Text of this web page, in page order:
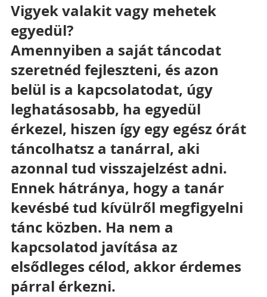
Vigyek valakit vagy mehetek
egyedül?
Amennyiben a saját táncodat
szeretnéd fejleszteni, és azon
belül is a kapcsolatodat, úgy
leghatásosabb, ha egyedül
érkezel, hiszen így egy egész órát
táncolhatsz a tanárral, aki
azonnal tud visszajelzést adni.
Ennek hátránya, hogy a tanár
kevésbé tud kívülről megfigyelni
tánc közben. Ha nem a
kapcsolatod javítása az
elsődleges célod, akkor érdemes
párral érkezni.